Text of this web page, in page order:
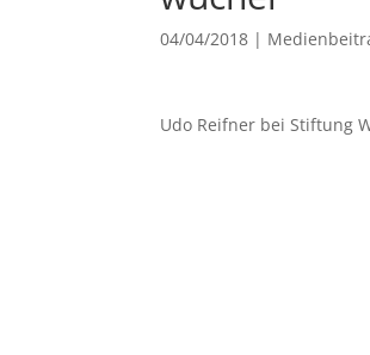
04/04/2018 |
Udo Reifner bei Stiftung